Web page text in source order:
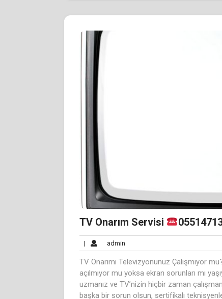
TV Onarım Servisi
| admin
TV Onarımı Televizyonunuz Çalışmıyor
açılmıyor mu yoksa ekran sorunları mı
uzmanız ve TV’nizin hiçbir zaman
başka bir sorun olsun, sertifikalı